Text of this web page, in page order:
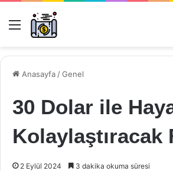
Menü
Anasayfa /Genel
30 Dolar ile
Kolaylaştıracak
2 Eylül 2024 3 dakika okuma süresi